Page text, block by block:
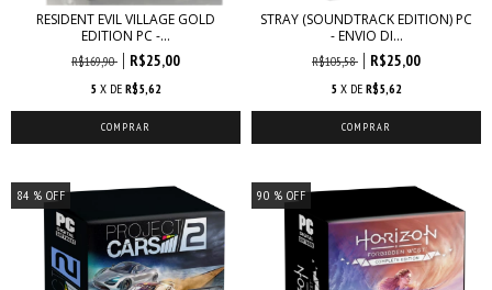
RESIDENT EVIL VILLAGE GOLD
EDITION PC -...
R$169,90 R$25,00
5 X DE R$5,62
STRAY (SOUNDTRACK EDITION) PC
- ENVIO DI...
R$105,58 R$25,00
5 X DE R$5,62
84 % OFF 90 % OFF